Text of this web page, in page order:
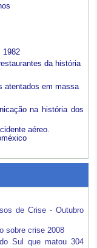
1982
da história
atentados em massa
na história dos
aéreo.
de Crise - Outubro
sobre crise 2008
Sul que matou 304